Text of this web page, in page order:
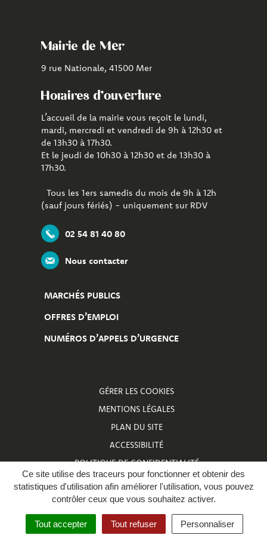
Ce site utilise des traceurs pour fonctionner et obtenir des
statistiques d'utilisation afin améliorer l'utilisation, vous pouvez
contrôler ceux que vous souhaitez activer.
Tout accepter Tout refuser Personnaliser
Mairie de Mer
9 rue Nationale, 41500 Mer
Horaires d'ouverture
L’accueil de la mairie vous reçoit le lundi,
mardi, mercredi et vendredi de 9h à 12h30 et
de 13h30 à 17h30.
Et le jeudi de 10h30 à 12h30 et de 13h30 à
17h30.
Tous les 1ers samedis du mois de 9h à 12h
(sauf jours fériés) - uniquement sur RDV
02 54 81 40 80
Nous contacter
MARCHÉS PUBLICS
OFFRES D’EMPLOI
NUMÉROS D’APPELS D’URGENCE
GÉRER LES COOKIES
MENTIONS LÉGALES
PLAN DU SITE
ACCESSIBILITÉ
POLITIQUE DE CONFIDENTIALITÉ
NUMÉROS D’APPELS D’URGENCE